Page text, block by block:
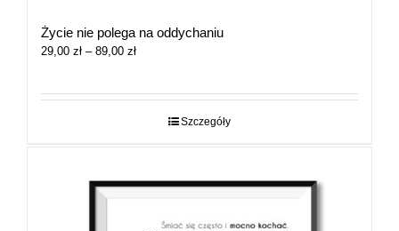
Życie nie polega na oddychaniu
29,00 zł – 89,00 złZakres
29,00 zł
Szczegóły